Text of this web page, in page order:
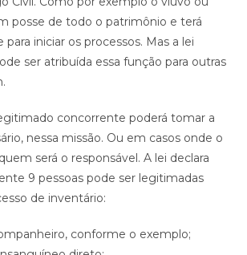
posse de todo o patrimônio e terá
para iniciar os processos. Mas a lei
ser atribuída essa função para outras
concorrente poderá tomar a
nessa missão. Ou em casos onde o
será o responsável. A lei declara
9 pessoas pode ser legitimadas
de inventário:
conforme o exemplo;